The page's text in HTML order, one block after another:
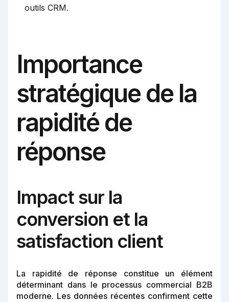
outils CRM.
Importance
stratégique de la
rapidité de
réponse
Impact sur la
conversion et la
satisfaction client
La rapidité de réponse constitue un élément
déterminant dans le processus commercial B2B
moderne. Les données récentes confirment cette